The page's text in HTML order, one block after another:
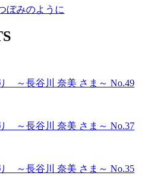
ぼみのように
～長谷川 奈美 さま～ No.49
～長谷川 奈美 さま～ No.37
～長谷川 奈美 さま～ No.35